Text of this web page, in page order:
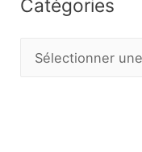
Catégories